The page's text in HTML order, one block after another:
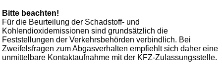
Bitte beachten!
Für die Beurteilung der Schadstoff- und
Kohlendioxidemissionen sind grundsätzlich die
Feststellungen der Verkehrsbehörden verbindlich. Bei
Zweifelsfragen zum Abgasverhalten empfiehlt sich daher eine
unmittelbare Kontaktaufnahme mit der KFZ-Zulassungsstelle.